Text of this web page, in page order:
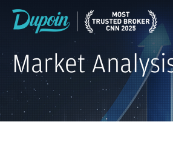
Market